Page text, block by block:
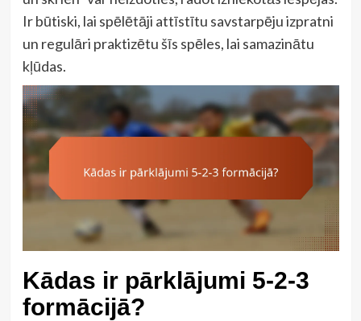
Ir būtiski, lai spēlētāji attīstītu savstarpēju izpratni
un regulāri praktizētu šīs spēles, lai samazinātu
kļūdas.
Kādas ir pārklājumi 5-2-3
formācijā?